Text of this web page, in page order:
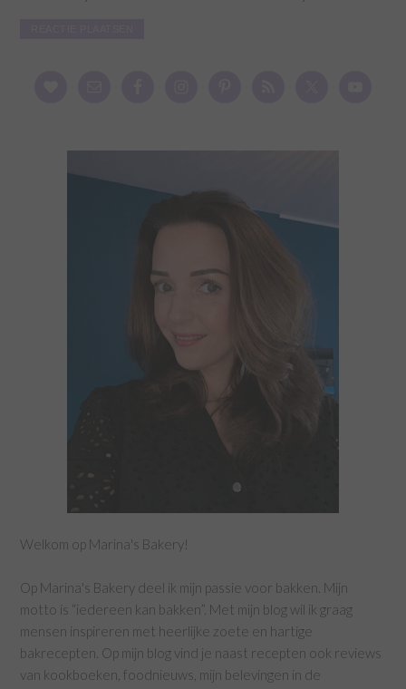
Welkom op Marina's Bakery!
Op Marina's Bakery deel ik mijn passie voor bakken. Mijn
motto is “iedereen kan bakken”. Met mijn blog wil ik graag
mensen inspireren met heerlijke zoete en hartige
bakrecepten. Op mijn blog vind je naast recepten ook reviews
van kookboeken, foodnieuws, mijn belevingen in de